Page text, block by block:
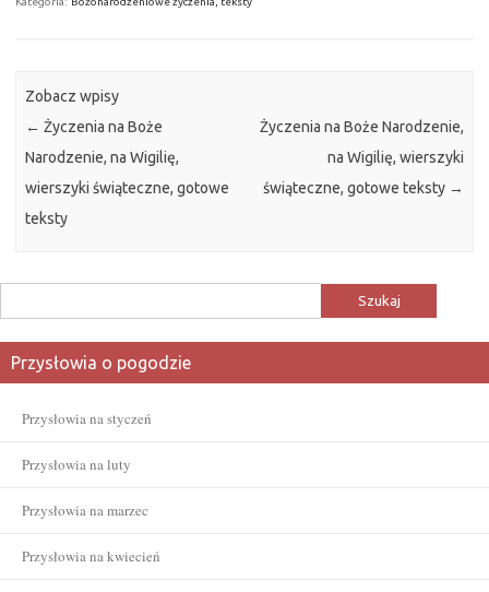
Zobacz wpisy
← Życzenia na Boże
Narodzenie, na Wigilię,
wierszyki świąteczne, gotowe
teksty
Życzenia na Boże Narodzenie,
na Wigilię, wierszyki
świąteczne, gotowe teksty →
Przysłowia o pogodzie
Przysłowia na styczeń
Przysłowia na luty
Przysłowia na marzec
Przysłowia na kwiecień